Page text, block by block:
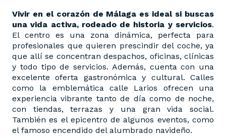
Vivir en el corazón de Málaga es ideal si buscas
una vida activa, rodeado de historia y servicios.
El centro es una zona dinámica, perfecta para
profesionales que quieren prescindir del coche, ya
que allí se concentran despachos, oficinas, clínicas
y todo tipo de servicios. Además, cuenta con una
excelente oferta gastronómica y cultural. Calles
como la emblemática calle Larios ofrecen una
experiencia vibrante tanto de día como de noche,
con tiendas, terrazas y una gran vida social.
También es el epicentro de algunos eventos, como
el famoso encendido del alumbrado navideño.